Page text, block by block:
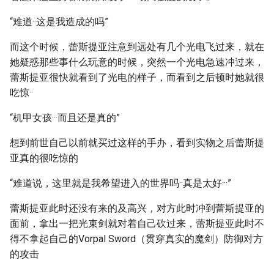
“难道··这是我造成的吗”
而这个时候，蕾斯提亚注意到远处有几个光电飞过来，就在
她疑惑那些事什么玩意的时候，突然一个光电急速冲过来，
蕾斯提亚很快就看到了光电的样子，而看到之后顿时她就很
吃惊··
“机甲女孩···而且还是真的”
想到前世自己以前就买过这样的手办，看到实物之后蕾斯提
亚真的很吃惊的
“难道说，这里就是我希望进入的世界吗··真是太好···”
蕾斯提亚此时还没有来的及高兴，对方此时冲到蕾斯提亚的
面前，拿出一把光束剑就对着自己砍过来，蕾斯提亚此时不
得不拿起自己的Vorpal Sword（贯穿真实的魔剑）防御对方
的攻击